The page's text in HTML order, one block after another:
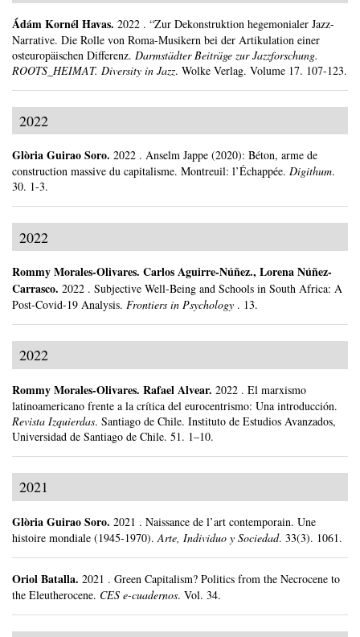
Ádám Kornél Havas. 2022 . “Zur Dekonstruktion hegemonialer Jazz-
Narrative. Die Rolle von Roma-Musikern bei der Artikulation einer
osteuropäischen Differenz. Darmstädter Beiträge zur Jazzforschung.
ROOTS_HEIMAT. Diversity in Jazz. Wolke Verlag. Volume 17. 107-123.
2022
Glòria Guirao Soro. 2022 . Anselm Jappe (2020): Béton, arme de
construction massive du capitalisme. Montreuil: l’Échappée. Digithum.
30. 1-3.
2022
Rommy Morales-Olivares. Carlos Aguirre-Núñez., Lorena Núñez-
Carrasco. 2022 . Subjective Well-Being and Schools in South Africa: A
Post-Covid-19 Analysis. Frontiers in Psychology . 13.
2022
Rommy Morales-Olivares. Rafael Alvear. 2022 . El marxismo
latinoamericano frente a la crítica del eurocentrismo: Una introducción.
Revista Izquierdas. Santiago de Chile. Instituto de Estudios Avanzados,
Universidad de Santiago de Chile. 51. 1–10.
2021
Glòria Guirao Soro. 2021 . Naissance de l’art contemporain. Une
histoire mondiale (1945-1970). Arte, Individuo y Sociedad. 33(3). 1061.
Oriol Batalla. 2021 . Green Capitalism? Politics from the Necrocene to
the Eleutherocene. CES e-cuadernos. Vol. 34.